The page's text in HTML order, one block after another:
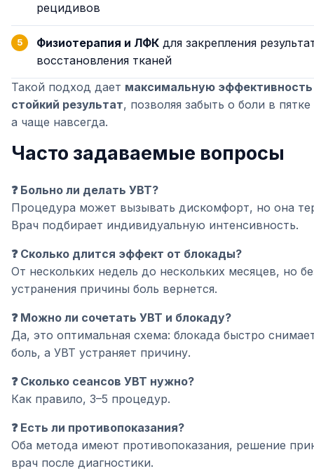
рецидивов
Физиотерапия и ЛФК для закрепления
восстановления тканей
Такой подход дает максимальную эффективность
стойкий результат, позволяя забыть о боли в
а чаще навсегда.
Часто задаваемые вопросы
❓ Больно ли делать УВТ?
Процедура может вызывать дискомфорт, но она
Врач подбирает индивидуальную интенсивность.
❓ Сколько длится эффект от блокады?
От нескольких недель до нескольких месяцев, но
устранения причины боль вернется.
❓ Можно ли сочетать УВТ и блокаду?
Да, это оптимальная схема: блокада быстро
боль, а УВТ устраняет причину.
❓ Сколько сеансов УВТ нужно?
Как правило, 3–5 процедур.
❓ Есть ли противопоказания?
Оба метода имеют противопоказания, решение
врач после диагностики.